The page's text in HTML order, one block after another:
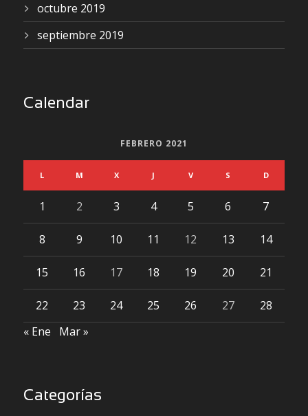
octubre 2019
septiembre 2019
Calendar
FEBRERO 2021
L M X J V S D
1 2 3 4 5 6 7
8 9 10 11 12 13 14
15 16 17 18 19 20 21
22 23 24 25 26 27
28
« Ene
Mar »
Categorías